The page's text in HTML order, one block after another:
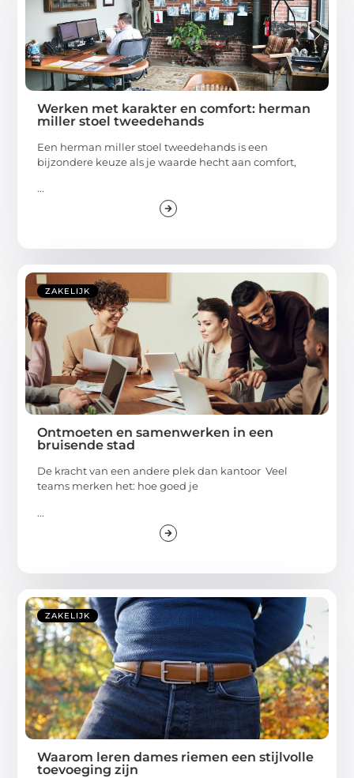
Werken met karakter en comfort: herman
miller stoel tweedehands
Een herman miller stoel tweedehands is een
bijzondere keuze als je waarde hecht aan comfort,
...
ZAKELIJK
Ontmoeten en samenwerken in een
bruisende stad
De kracht van een andere plek dan kantoor Veel
teams merken het: hoe goed je
...
ZAKELIJK
Waarom leren dames riemen een stijlvolle
toevoeging zijn